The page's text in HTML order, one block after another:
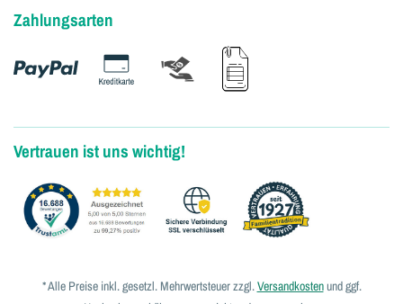
Zahlungsarten
Vertrauen ist uns wichtig!
* Alle Preise inkl. gesetzl. Mehrwertsteuer zzgl.Versandkostenund ggf.